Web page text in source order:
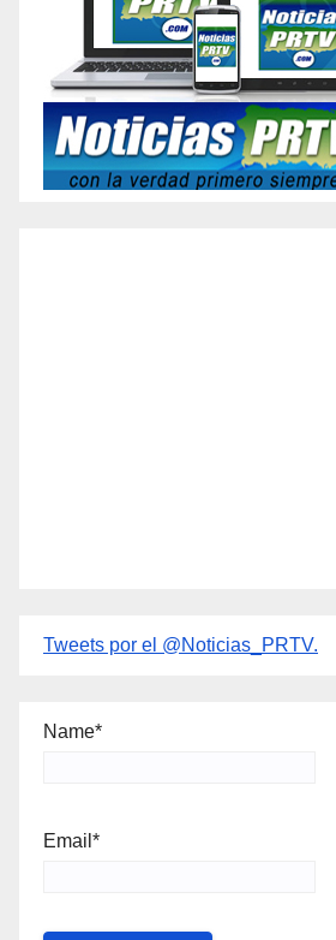
Tweets por el @Noticias_PRTV.
Name*
Email*